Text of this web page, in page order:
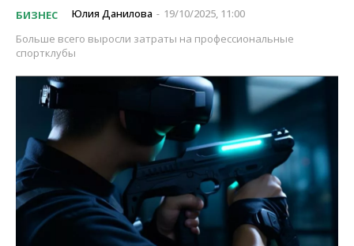
БИЗНЕС Юлия Данилова - 19/10/2025, 11:00
Больше всего выросли затраты на профессиональные
спортклубы